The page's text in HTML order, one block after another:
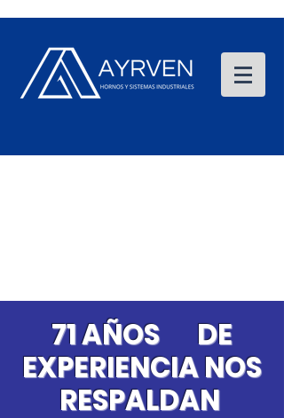
71 AÑOS DE
EXPERIENCIA NOS
RESPALDAN